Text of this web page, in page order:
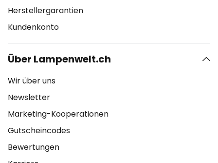
Herstellergarantien
Kundenkonto
Über Lampenwelt.ch
Wir über uns
Newsletter
Marketing-Kooperationen
Gutscheincodes
Bewertungen